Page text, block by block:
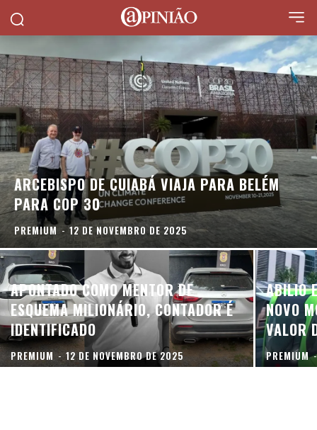
ARCEBISPO DE CUIABÁ VIAJA PARA BELÉM
PARA COP 30
PREMIUM - 12 DE NOVEMBRO DE 2025
APONTADO COMO MENTOR DE
ESQUEMA MILIONÁRIO, CONTADOR É
IDENTIFICADO
PREMIUM - 12 DE NOVEMBRO DE 2025
ABILIO
NOVO
VALOR
PREMIUM -